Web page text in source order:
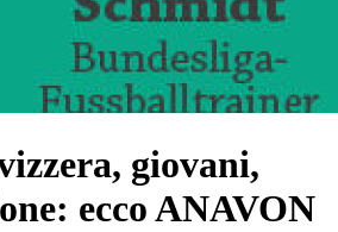
giovani,
ecco ANAVON